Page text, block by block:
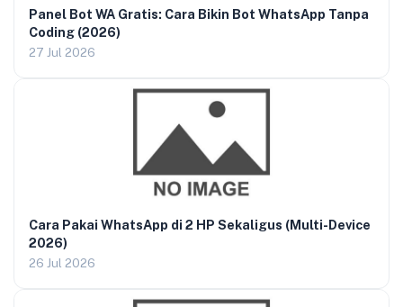
Panel Bot WA Gratis: Cara Bikin Bot WhatsApp Tanpa
Coding (2026)
27 Jul 2026
Cara Pakai WhatsApp di 2 HP Sekaligus (Multi-Device
2026)
26 Jul 2026